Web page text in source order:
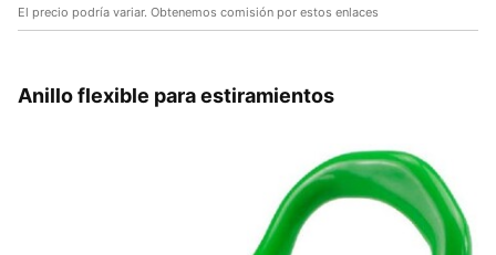
El precio podría variar. Obtenemos comisión por estos enlaces
Anillo flexible para estiramientos